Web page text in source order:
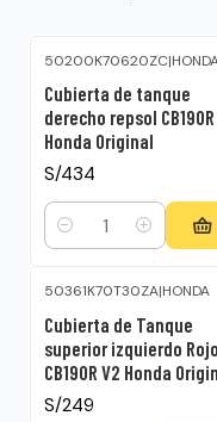
50200K70620ZC|
Cubierta de tanque
derecho repsol CB190R
Honda Original
S/434
Cantidad
50361K70T30ZA|HONDA
Cubierta de Tanque
superior izquierdo Rojo
CB190R V2 Honda
S/249